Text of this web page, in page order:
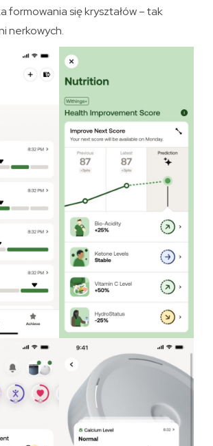
formowania się kryształów – tak
nerkowych.